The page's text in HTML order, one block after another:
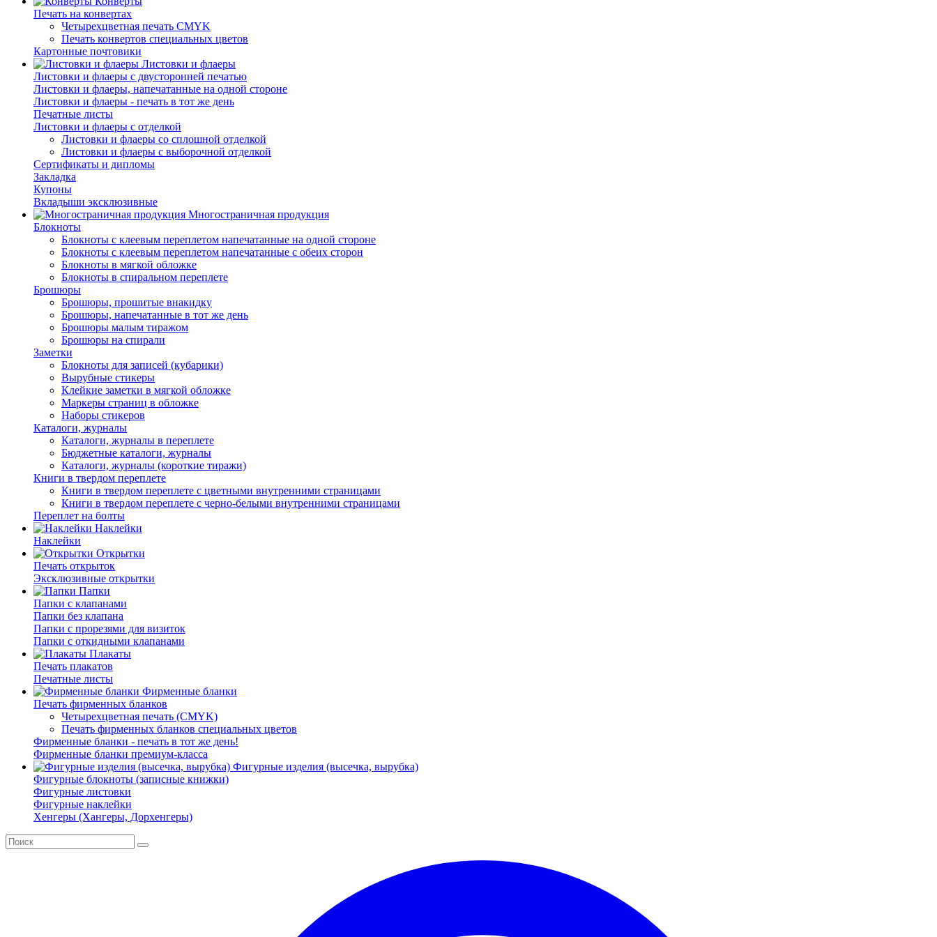
Печать на конвертах
Четырехцветная печать CMYK
Печать конвертов специальных цветов
Картонные почтовики
Листовки и флаеры
Листовки и флаеры с двусторонней печатью
Листовки и флаеры, напечатанные на одной стороне
Листовки и флаеры - печать в тот же день
Печатные листы
Листовки и флаеры с отделкой
Листовки и флаеры со сплошной отделкой
Листовки и флаеры с выборочной отделкой
Сертификаты и дипломы
Закладка
Купоны
Вкладыши эксклюзивные
Многостраничная продукция
Блокноты
Блокноты с клеевым переплетом напечатанные на одной стороне
Блокноты с клеевым переплетом напечатанные с обеих сторон
Блокноты в мягкой обложке
Блокноты в спиральном переплете
Брошюры
Брошюры, прошитые внакидку
Брошюры, напечатанные в тот же день
Брошюры малым тиражом
Брошюры на спирали
Заметки
Блокноты для записей (кубарики)
Вырубные стикеры
Клейкие заметки в мягкой обложке
Маркеры страниц в обложке
Наборы стикеров
Каталоги, журналы
Каталоги, журналы в переплете
Бюджетные каталоги, журналы
Каталоги, журналы (короткие тиражи)
Книги в твердом переплете
Книги в твердом переплете с цветными внутренними страницами
Книги в твердом переплете с черно-белыми внутренними страницами
Переплет на болты
Наклейки
Наклейки
Открытки
Печать открыток
Эксклюзивные открытки
Папки
Папки с клапанами
Папки без клапана
Папки с прорезями для визиток
Папки с откидными клапанами
Плакаты
Печать плакатов
Печатные листы
Фирменные бланки
Печать фирменных бланков
Четырехцветная печать (CMYK)
Печать фирменных бланков специальных цветов
Фирменные бланки - печать в тот же день!
Фирменные бланки премиум-класса
Фигурные изделия (высечка, вырубка)
Фигурные блокноты (записные книжки)
Фигурные листовки
Фигурные наклейки
Хенгеры (Хангеры, Дорхенгеры)